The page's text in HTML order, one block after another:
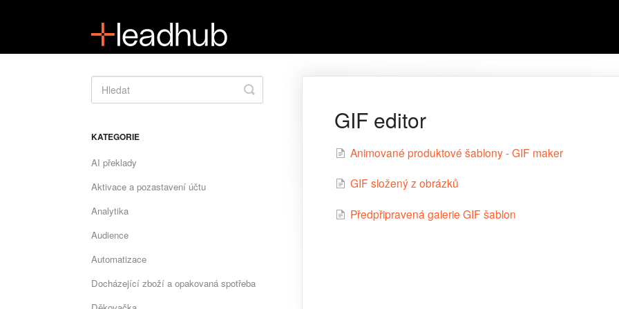
GIF editor
Animované produktové šablony - GIF maker
GIF složený z obrázků
Předpřipravená galerie GIF šablon
Toggle
Search
KATEGORIE
AI překlady
Aktivace a pozastavení účtu
Analytika
Audience
Automatizace
Docházející zboží a opakovaná spotřeba